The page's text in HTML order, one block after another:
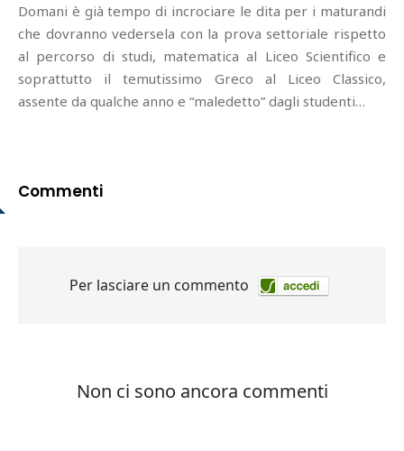
Domani è già tempo di incrociare le dita per i maturandi
che dovranno vedersela con la prova settoriale rispetto
al percorso di studi, matematica al Liceo Scientifico e
soprattutto il temutissimo Greco al Liceo Classico,
assente da qualche anno e “maledetto” dagli studenti…
Commenti